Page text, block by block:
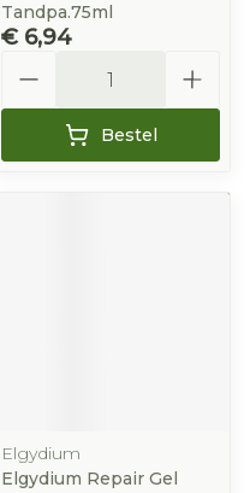
Tandpa.75ml
€ 6,94
Bestel
Elgydium
Elgydium Repair Gel